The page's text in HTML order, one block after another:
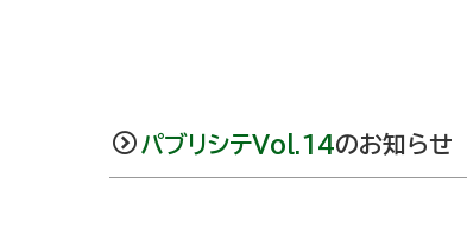
パブリシテVol.14のお知らせ